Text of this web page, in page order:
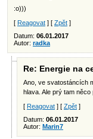
:o)))
[ Reagovat ] [ Zpět ]
Datum: 06.01.2017
Autor: radka
Re: Energie na
Ano, ve svatostáncích
hlava. Ale prý tam něco
[ Reagovat ] [ Zpět ]
Datum: 06.01.2017
Autor: Marin7